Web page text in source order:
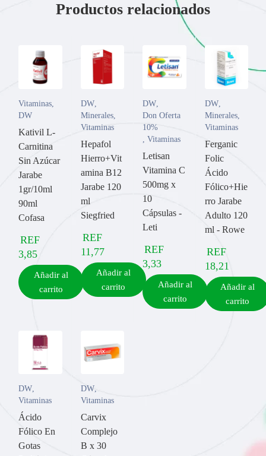
Productos relacionados
Vitaminas
DW
Kativil L-
Carnitina
Sin Azúcar
Jarabe
1gr/10ml
90ml
Cofasa
REF
3,85
Añadir al
carrito
DW,
Minerales,
Vitaminas
Hepafol
Hierro+Vit
amina B12
Jarabe 120
ml
Siegfried
REF
11,77
Añadir al
carrito
DW
Don Oferta
10%
Vitaminas
Letisan
Vitamina C
500mg x
10
Cápsulas -
Leti
REF
3,33
Añadir al
carrito
DW,
Minerales,
Vitaminas
Ferganic
Folic
Ácido
Fólico+Hie
rro Jarabe
Adulto 120
ml - Rowe
REF
18,21
Añadir al
carrito
DW,
Vitaminas
Ácido
Fólico En
Gotas
DW,
Vitaminas
Carvix
Complejo
B x 30